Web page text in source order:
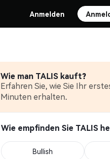
Anmelden
Wie man TALIS kauft?
Erfahren Sie, wie Sie Ihr
Minuten erhalten.
Wie empfinden Sie TALIS
Bullish